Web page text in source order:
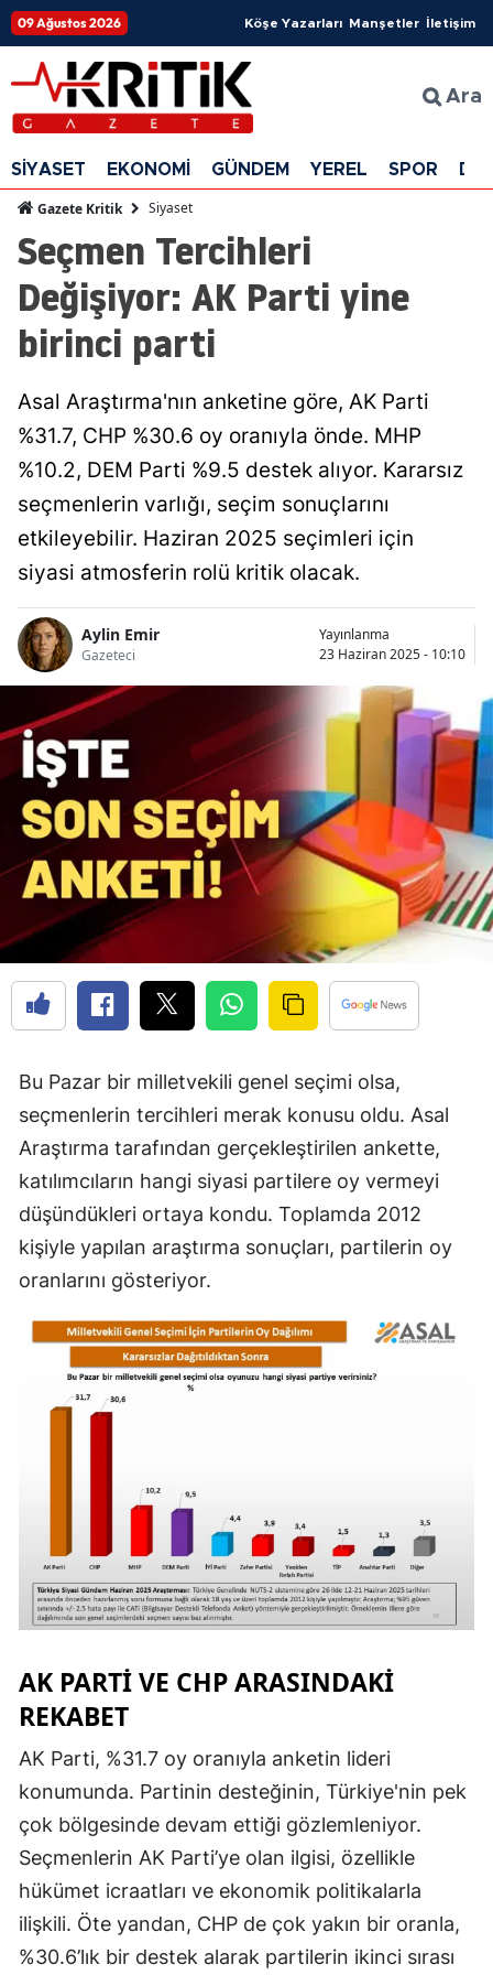
09 Ağustos 2026 Köşe Yazarları Manşetler İletişim
Ara
SİYASET EKONOMİ GÜNDEM YEREL SPOR
Gazete Kritik Siyaset
Seçmen Tercihleri
Değişiyor: AK Parti yine
birinci parti
Asal Araştırma'nın anketine göre, AK Parti
%31.7, CHP %30.6 oy oranıyla önde. MHP
%10.2, DEM Parti %9.5 destek alıyor. Kararsız
seçmenlerin varlığı, seçim sonuçlarını
etkileyebilir. Haziran 2025 seçimleri için
siyasi atmosferin rolü kritik olacak.
Aylin Emir
Gazeteci
Yayınlanma
23 Haziran 2025 - 10:10
Bu Pazar bir milletvekili genel seçimi olsa,
seçmenlerin tercihleri merak konusu oldu. Asal
Araştırma tarafından gerçekleştirilen ankette,
katılımcıların hangi siyasi partilere oy vermeyi
düşündükleri ortaya kondu. Toplamda 2012
kişiyle yapılan araştırma sonuçları, partilerin oy
oranlarını gösteriyor.
AK PARTI VE CHP ARASINDAKI
REKABET
AK Parti, %31.7 oy oranıyla anketin lideri
konumunda. Partinin desteğinin, Türkiye'nin pek
çok bölgesinde devam ettiği gözlemleniyor.
Seçmenlerin AK Parti’ye olan ilgisi, özellikle
hükümet icraatları ve ekonomik politikalarla
ilişkili. Öte yandan, CHP de çok yakın bir oranla,
%30.6’lık bir destek alarak partilerin ikinci sırası